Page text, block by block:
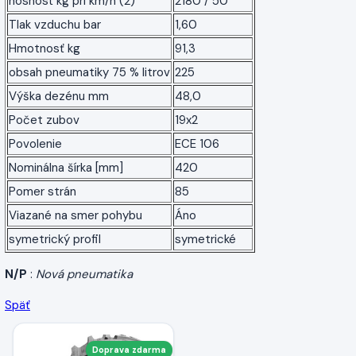
Tlak vzduchu bar
1,60
Hmotnosť kg
91,3
obsah pneumatiky 75 % litrov 225
Výška dezénu mm
48,0
Počet zubov
19x2
Povolenie
ECE 106
Nominálna šírka [mm]
420
Pomer strán
85
Viazané na smer pohybu
Áno
symetrický profil
symetrické
N/P : Nová pneumatika
Späť
Doprava zdarma